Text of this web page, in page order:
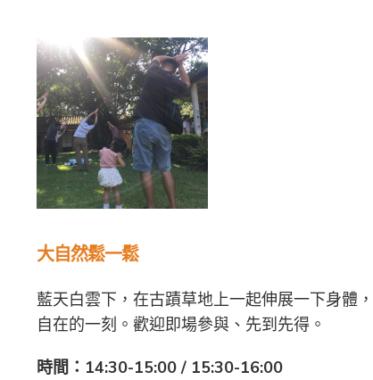
大自然鬆一鬆
藍天白雲下，在古蹟草地上一起伸展一下身體
自在的一刻。歡迎即場參與、先到先得。
時間：14:30-15:00 / 15:30-16:00